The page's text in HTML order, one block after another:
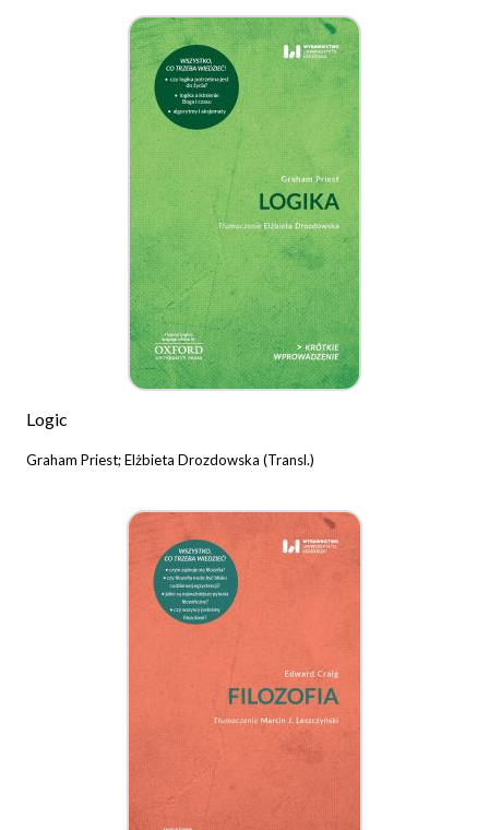
Logic
Graham Priest; Elżbieta Drozdowska (Transl.)